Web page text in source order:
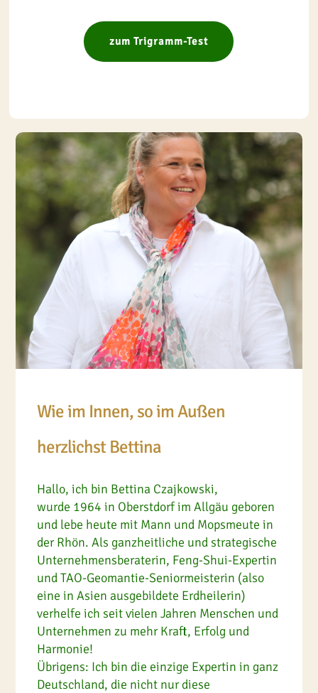
zum Trigramm-Test
Wie im Innen, so im Außen
herzlichst Bettina
Hallo, ich bin Bettina Czajkowski,
wurde 1964 in Oberstdorf im Allgäu geboren
und lebe heute mit Mann und Mopsmeute in
der Rhön. Als ganzheitliche und strategische
Unternehmensberaterin, Feng-Shui-Expertin
und TAO-Geomantie-Seniormeisterin (also
eine in Asien ausgebildete Erdheilerin)
verhelfe ich seit vielen Jahren Menschen und
Unternehmen zu mehr Kraft, Erfolg und
Harmonie!
Übrigens: Ich bin die einzige Expertin in ganz
Deutschland, die nicht nur diese